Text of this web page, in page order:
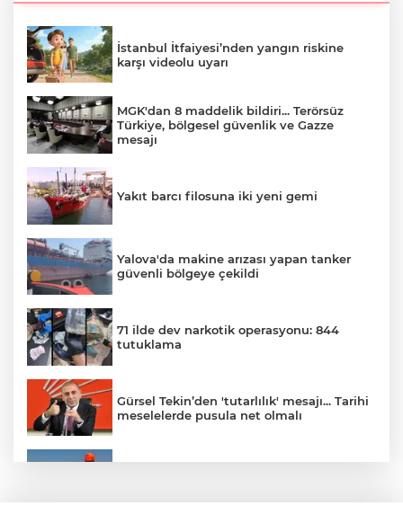
İstanbul İtfaiyesi’nden yangın riskine
karşı videolu uyarı
MGK'dan 8 maddelik bildiri... Terörsüz
Türkiye, bölgesel güvenlik ve Gazze
mesajı
Yakıt barcı filosuna iki yeni gemi
Yalova'da makine arızası yapan tanker
güvenli bölgeye çekildi
71 ilde dev narkotik operasyonu: 844
tutuklama
Gürsel Tekin’den 'tutarlılık' mesajı... Tarihi
meselelerde pusula net olmalı